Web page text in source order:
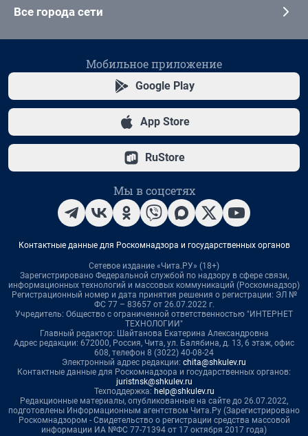
Все города сети
Мобильное приложение
Google Play
App Store
RuStore
Мы в соцсетях
Контактные данные для Роскомнадзора и государственных органов
Сетевое издание «Чита.РУ» (18+)
Зарегистрировано Федеральной службой по надзору в сфере связи,
информационных технологий и массовых коммуникаций (Роскомнадзор)
Регистрационный номер и дата принятия решения о регистрации: ЭЛ №
ФС 77 – 83657 от 26.07.2022 г.
Учредитель: Общество с ограниченной ответственностью "ИНТЕРНЕТ
ТЕХНОЛОГИИ"
Главный редактор: Шайтанова Екатерина Александровна
Адрес редакции: 672000, Россия, Чита, ул. Балябина, д. 13, 6 этаж, офис
608, телефон 8 (3022) 40-08-24
Электронный адрес редакции: chita@shkulev.ru
Контактные данные для Роскомнадзора и государственных органов:
juristnsk@shkulev.ru
Техподдержка: help@shkulev.ru
Редакционные материалы, опубликованные на сайте до 26.07.2022,
подготовлены Информационным агентством Чита.Ру (Зарегистрировано
Роскомнадзором - Свидетельство о регистрации средства массовой
информации ИА №ФС 77-71394 от 17 октября 2017 года)